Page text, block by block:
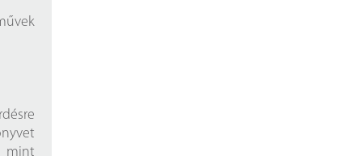
mint